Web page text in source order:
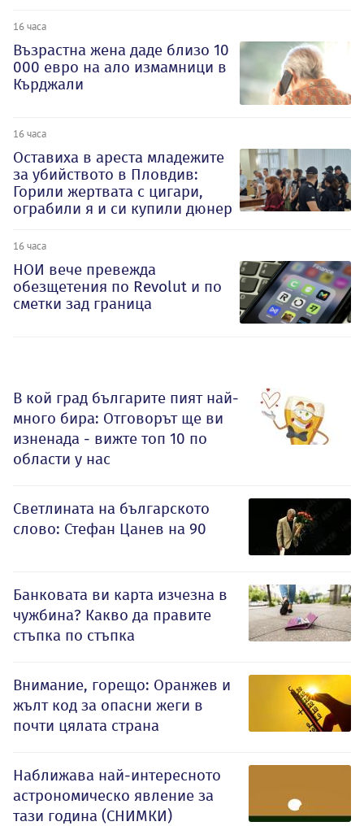
16 часа
Възрастна жена даде близо 10
000 евро на ало измамници в
Кърджали
16 часа
Оставиха в ареста младежите
за убийството в Пловдив:
Горили жертвата с цигари,
ограбили я и си купили дюнер
16 часа
НОИ вече превежда
обезщетения по Revolut и по
сметки зад граница
В кой град българите пият най-
много бира: Отговорът ще ви
изненада - вижте топ 10 по
области у нас
Светлината на българското
слово: Стефан Цанев на 90
Банковата ви карта изчезна в
чужбина? Какво да правите
стъпка по стъпка
Внимание, горещо: Оранжев и
жълт код за опасни жеги в
почти цялата страна
Наближава най-интересното
астрономическо явление за
тази година (СНИМКИ)